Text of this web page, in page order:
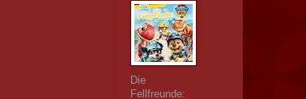
Die
Fellfreunde: